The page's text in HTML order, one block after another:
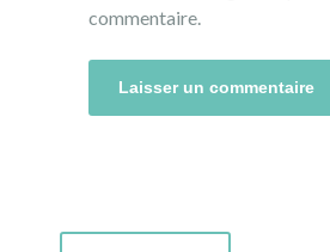
commentaire.